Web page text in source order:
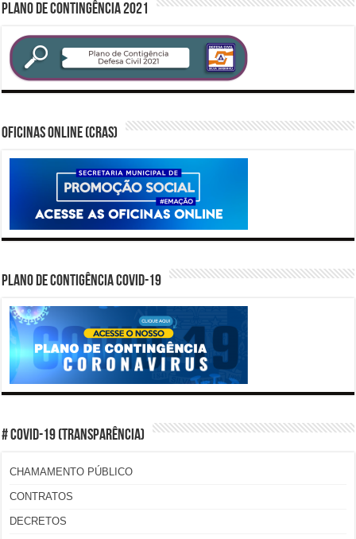
PLANO DE CONTINGÊNCIA 2021
Oficinas Online (CRAS)
PLANO DE CONTIGÊNCIA COVID-19
# COVID-19 (TRANSPARÊNCIA)
CHAMAMENTO PÚBLICO
CONTRATOS
DECRETOS